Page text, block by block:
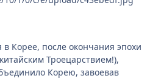
Корее, после окончания эпохи
Троецарствием!),
Корею, завоевав